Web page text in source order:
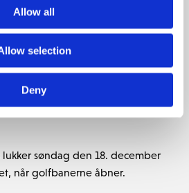
Allow all
selection
Deny
de dage receptionen er
2023 vil være:
lukket
til 19.00
til 16.00
lukker søndag den 18. december
når golfbanerne åbner.